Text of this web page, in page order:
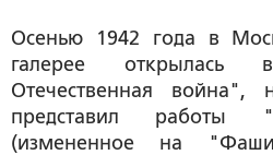
Осенью 1942 года в
галерее открылась
Отечественная война",
представил работы
(измененное на